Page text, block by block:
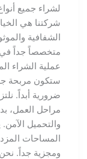
لشراء جميع
شركتنا هي
الشفافية
متخصصاً جداً في
عملية الشراء
ستكون مربحة
ضرورية أبداً.
مراحل العمل،
والتحميل الآمن.
المساحات
ومجزية جداً.